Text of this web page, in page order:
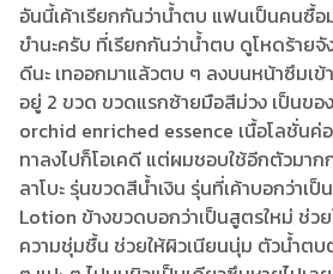
อันนี้เค้าเรียกกันว่าน้ำตบ แฟนเป็นคนซื้อ
ขำนะครับ ที่เรียกกันว่าน้ำตบ ดูโหดร้ายจั
ดีนะ เทออกมาแล้วตบ ๆ ลงบนหน้าซึมเข้
อยู่ 2 ขวด ขวดแรกซ้ายมือสีม่วง เป็นข
orchid enriched essence เนื้อโลชั่น
ทาลงไปก็โอเคดี แต่ผมชอบใช้อีกตัวมาก
ลาโบะ รุ่นขวดสีน้ำเงิน รุ่นที่เค้าบอกว่า
Lotion ข้างขวดบอกว่าเป็นสูตรใหม่ ช่วย
ความชุ่มชื้น ช่วยให้ผิวเนียนนุ่ม ตัวน้ำตบ